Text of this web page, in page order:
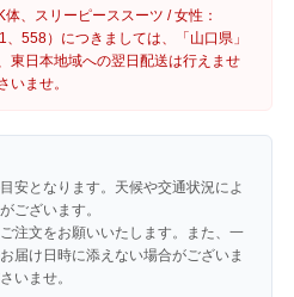
、スリーピーススーツ / 女性：
558）につきましては、「山口県」
東日本地域への翌日配送は行えませ
いませ。
安となります。天候や交通状況によ
ございます。
注文をお願いいたします。また、一
届け日時に添えない場合がございま
いませ。